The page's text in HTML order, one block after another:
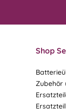
Shop
Zubehör